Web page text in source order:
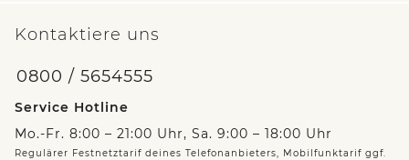
Kontaktiere uns
0800 / 5654555
Service Hotline
Mo.-Fr. 8:00 – 21:00 Uhr, Sa. 9:00 – 18:00 Uhr
Regulärer Festnetztarif deines Telefonanbieters, Mobilfunktarif ggf.